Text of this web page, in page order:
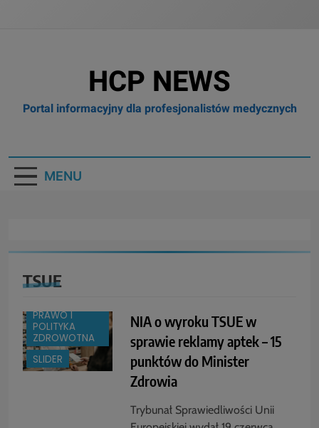
HCP NEWS
Portal informacyjny dla profesjonalistów medycznych
MENU
TSUE
BRANŻA:
PRAWO I
POLITYKA
ZDROWOTNA
SLIDER
NIA o wyroku TSUE w
sprawie reklamy aptek – 15
punktów do Minister
Zdrowia
Trybunał Sprawiedliwości Unii